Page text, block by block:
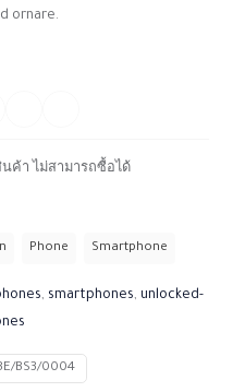
ornare.
ค้า ไม่สามารถซื้อได้
BS3/0004
, smartphones, unlocked-
Phone Smartphone